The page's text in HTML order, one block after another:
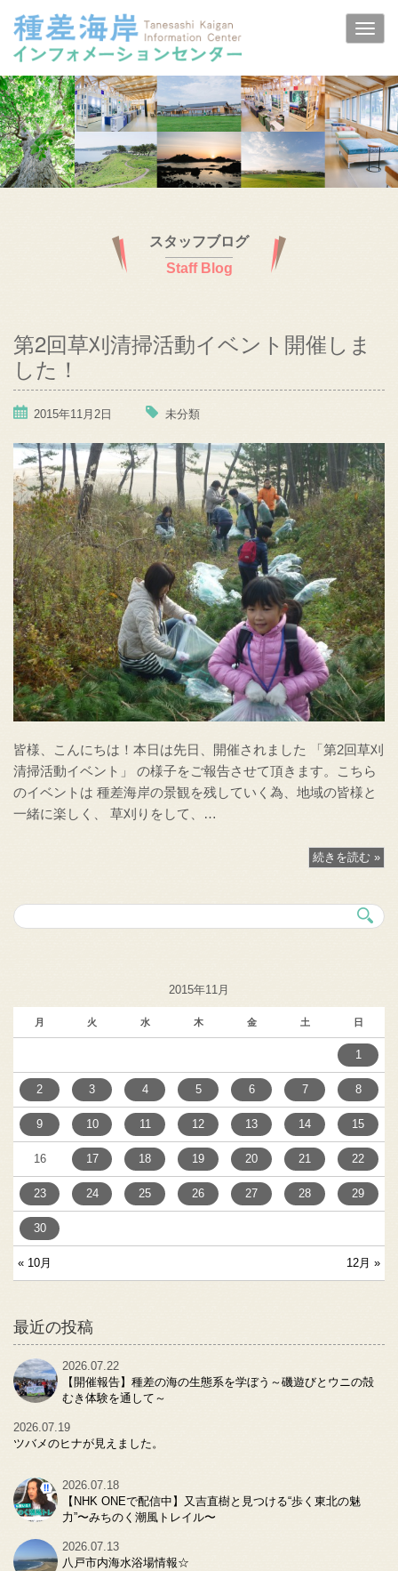
スタッフブログ
Staff Blog
第2回草刈清掃活動イベント開催しま
した！
2015年11月2日 未分類
皆様、こんにちは！本日は先日、開催されました 「第2回草刈
清掃活動イベント」 の様子をご報告させて頂きます。こちら
のイベントは 種差海岸の景観を残していく為、地域の皆様と
一緒に楽しく、 草刈りをして、…
続きを読む »
2015年11月
月 火 水 木 金 土 日
« 10月 12月 »
1
2 3 4 5 6 7 8
9 10 11 12 13 14 15
16 17 18 19 20 21 22
23 24 25 26 27 28 29
30
最近の投稿
2026.07.22
【開催報告】種差の海の生態系を学ぼう～磯遊びとウニの殻
むき体験を通して～
2026.07.19
ツバメのヒナが見えました。
2026.07.18
【NHK ONEで配信中】又吉直樹と見つける“歩く東北の魅
力”〜みちのく潮風トレイル〜
2026.07.13
八戸市内海水浴場情報☆